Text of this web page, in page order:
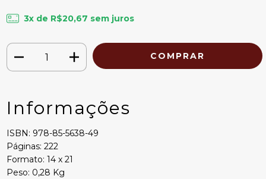
3x de R$20,67 sem juros
Informações
ISBN: 978-85-5638-49
Páginas: 222
Formato: 14 x 21
Peso: 0,28 Kg